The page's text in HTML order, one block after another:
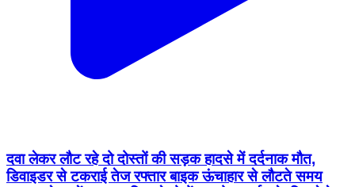
दवा लेकर लौट रहे दो दोस्तों की सड़क हादसे में दर्दनाक मौत,
डिवाइडर से टकराई तेज रफ्तार बाइक ऊंचाहार से लौटते समय